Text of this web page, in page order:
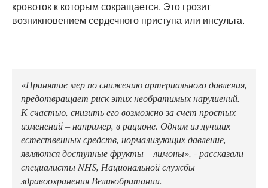
кровоток к которым сокращается. Это грозит
возникновением сердечного приступа или инсульта.
«Принятие мер по снижению артериального давления,
предотвращает риск этих необратимых нарушений.
К счастью, снизить его возможно за счет простых
изменений – например, в рационе. Одним из лучших
естественных средств, нормализующих давление,
являются доступные фрукты – лимоны», - рассказали
специалисты NHS, Национальной службы
здравоохранения Великобритании.